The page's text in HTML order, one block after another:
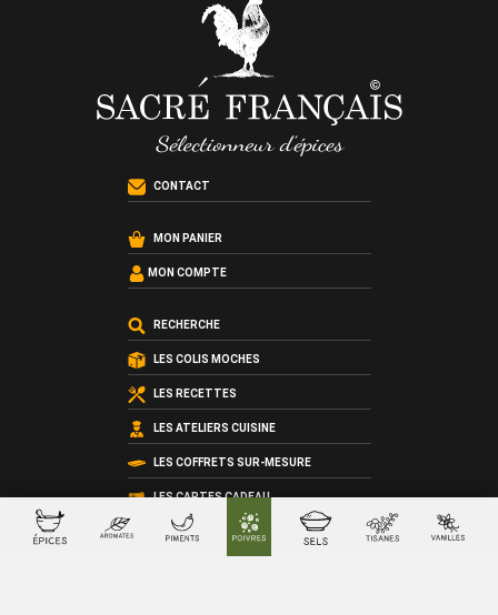
CONTACT
MON PANIER
MON COMPTE
RECHERCHE
LES COLIS MOCHES
LES RECETTES
LES ATELIERS CUISINE
LES COFFRETS SUR-MESURE
LES CARTES CADEAU